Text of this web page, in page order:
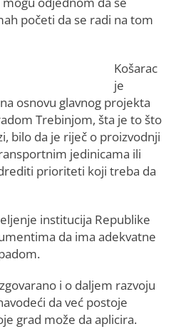
početi da se radi na tom
Košarac
je
osnovu glavnog projekta
Trebinjom, šta je to što
bilo da je riječ o proizvodnji
jedinicama ili
prioriteti koji treba da
institucija Republike
da ima adekvatne
i o daljem razvoju
da već postoje
grad može da aplicira.